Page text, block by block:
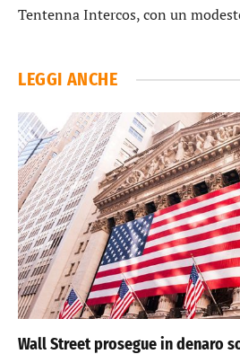
TentennaIntercos, con un
LEGGI ANCHE
Wall Street prosegue in denaro